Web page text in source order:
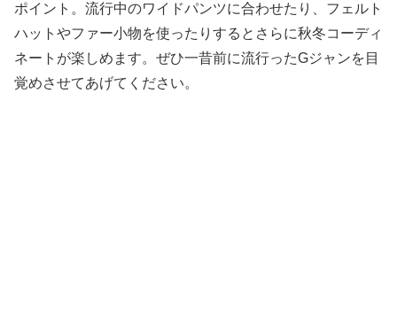
ポイント。流行中のワイドパンツに合わせたり、フェルト
ハットやファー小物を使ったりするとさらに秋冬コーディ
ネートが楽しめます。ぜひ一昔前に流行ったGジャンを目
覚めさせてあげてください。